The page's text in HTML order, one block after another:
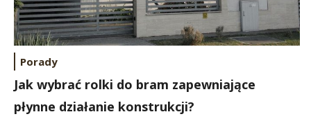
Porady
Jak wybrać rolki do bram zapewniające
płynne działanie konstrukcji?